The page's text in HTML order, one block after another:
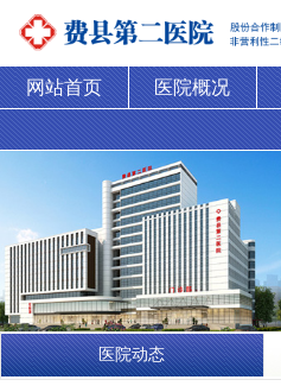
网站首页 医院概况
医院动态